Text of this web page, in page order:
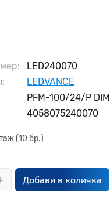
LED240070
LEDVANCE
PFM-100/24/P DIM
4058075240070
(10 бр.)
Добави в количка